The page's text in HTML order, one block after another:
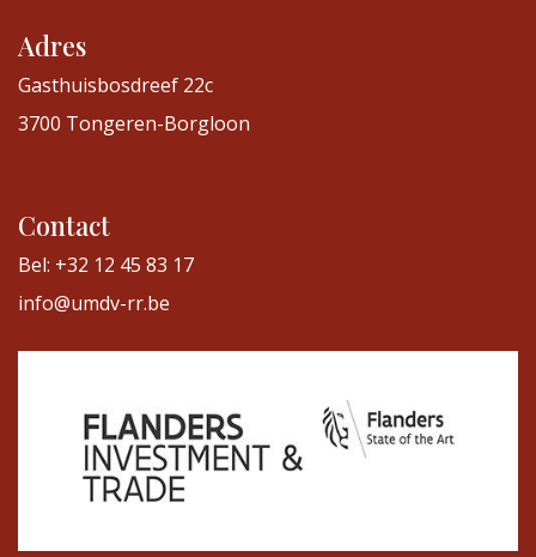
Adres
Gasthuisbosdreef 22c
3700 Tongeren-Borgloon
Contact
Bel: +32 12 45 83 17
info@umdv-rr.be